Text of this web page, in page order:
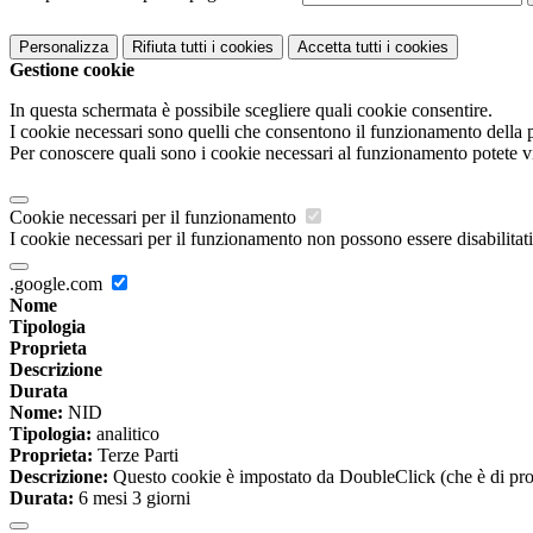
Personalizza Rifiuta tutti i cookies Accetta tutti i cookies
Gestione cookie
In questa schermata è possibile scegliere quali cookie consentire.
I cookie necessari sono quelli che consentono il funzionamento
Per conoscere quali sono i cookie necessari al funzionamento potete
Cookie necessari per il funzionamento
I cookie necessari per il funzionamento non possono essere
.google.com
Nome
Tipologia
Proprieta
Descrizione
Durata
Nome: NID
Tipologia: analitico
Proprieta: Terze Parti
Descrizione: Questo cookie è impostato da DoubleClick (che è di
Durata: 6 mesi 3 giorni